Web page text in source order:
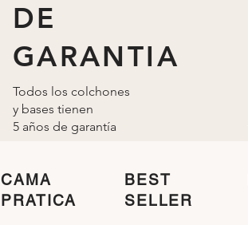
DE
GARANTIA
Todos los colchones
y bases tienen
5 años de garantía
CAMA
PRATICA
BEST
SELLER